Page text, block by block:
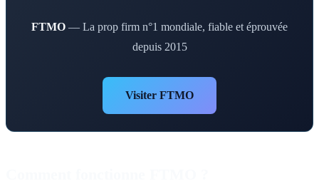
FTMO — La prop firm n°1 mondiale, fiable et éprouvée
depuis 2015
Visiter FTMO